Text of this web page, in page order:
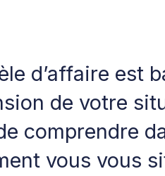
d’affaire est
de votre
comprendre
vous vous